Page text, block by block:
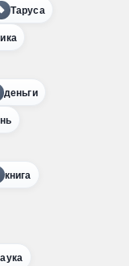
Таруса
деньги
книга